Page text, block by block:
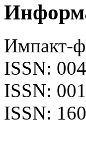
Импакт-
ISSN:
ISSN:
ISSN: